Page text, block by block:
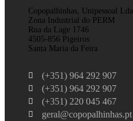
Copopalhinhas, Unipessoal Lda
Zona Industrial do PERM
Rua da Lage 1746
4505-856 Pigeiros
Santa Maria da Feira
(+351) 964 292 907
(+351) 964 292 907
(+351) 220 045 467
geral@copopalhinhas.pt